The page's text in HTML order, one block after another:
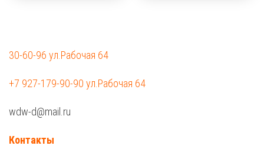
30-60-96 ул.Рабочая 64
+7 927-179-90-90 ул.Рабочая 64
wdw-d@mail.ru
Контакты